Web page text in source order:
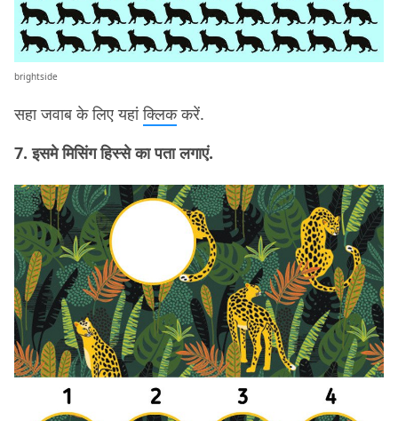
brightside
सहा जवाब के लिए यहांक्लिककरें.
7. इसमे मिसिंग हिस्से का पता लगाएं.